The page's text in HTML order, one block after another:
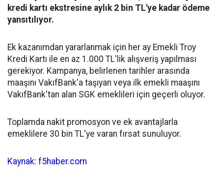
kredi kartı ekstresine aylık 2 bin TL'ye kadar ödeme
yansıtılıyor.
Ek kazanımdan yararlanmak için her ay Emekli Troy
Kredi Kartı ile en az 1.000 TL'lik alışveriş yapılması
gerekiyor. Kampanya, belirlenen tarihler arasında
maaşını VakıfBank'a taşıyan veya ilk emekli maaşını
VakıfBank'tan alan SGK emeklileri için geçerli oluyor.
Toplamda nakit promosyon ve ek avantajlarla
emeklilere 30 bin TL'ye varan fırsat sunuluyor.
Kaynak: f5haber.com